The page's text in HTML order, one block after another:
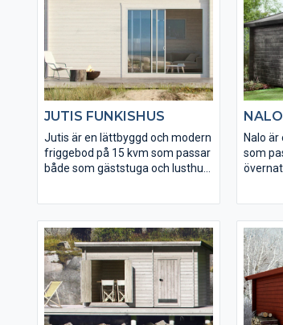
planlösning och du får totalt 35
Månäs kan du välja bland många
tillval och tillbehör för att sätta
din personliga prägel.
JUTIS FUNKISHUS
Jutis är en lättbyggd och modern
friggebod på 15 kvm som passar
både som gäststuga och lusthus.
Nalo
som